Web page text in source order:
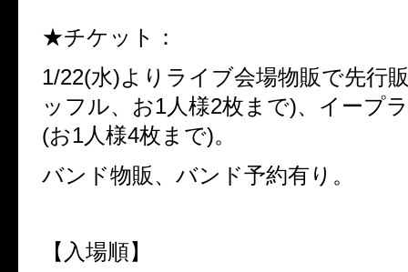
★チケット：
1/22(水)よりライブ会場物販で先行
ッフル、お1人様2枚まで)、イープ
(お1人様4枚まで)。
バンド物販、バンド予約有り。
【入場順】